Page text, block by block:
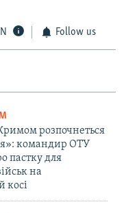
Follow us
розпочнеться
командир ОТУ
пастку для
на
косі